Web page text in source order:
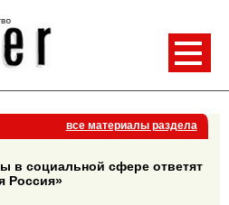
все материалы раздела
в социальной сфере ответят
Россия»